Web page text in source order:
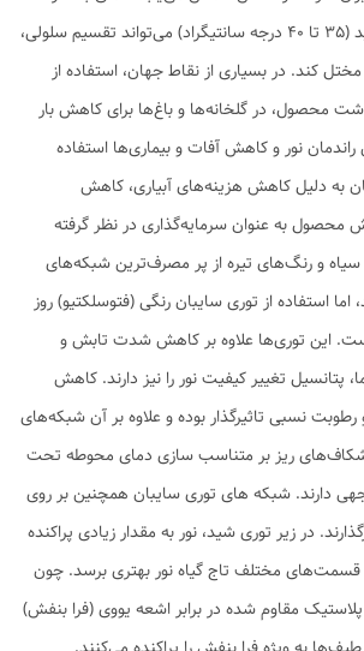
نتیجه تابش زیاد خورشید (35 تا 40 درجه سانتیگراد) می‌تواند تقسیم سلولی،
کند. در بسیاری از نقاط جهان، استفاده از
محصول، در گلخانه‌ها و باغ‌ها برای کاهش بار
نور و کاهش آفات و بیماری‌ها استفاده
به دلیل کاهش هزینه‌های آبیاری، کاهش
محصول به عنوان سرمایه‌گذاری در نظر گرفته
و رنگ‌های تیره از پر مصرف‌ترین شبکه‌های
اما استفاده از توری سایبان رنگی (فتوسلکتیو) روز
این توری‌ها علاوه بر کاهش شدت تابش و
پتانسیل تغییر کیفیت نور را نیز دارند. کاهش
نسبی تاثیرگذار بوده و علاوه بر آن شبکه‌های
شکاف‌های ریز بر متناسب سازی دمای محوطه تحت
دارند. شبکه های توری سایبان همچنین بر روی
در زیر توری شید، نور به مقدار زیادی پراکنده
مختلف تاج گیاه نور بهتری برسد. چون
مقاوم شده در برابر اشعه یووی (فرا بنفش)